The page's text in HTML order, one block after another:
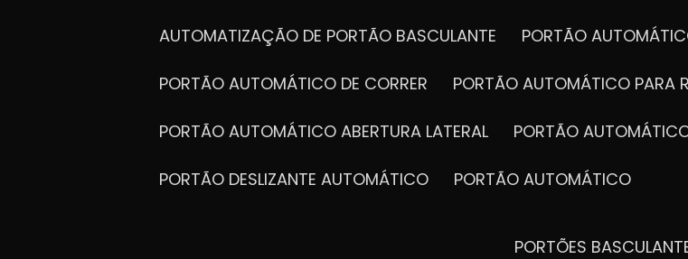
AUTOMATIZAÇÃO DE PORTÃO BASCULANTE PORTÃO
PORTÃO AUTOMÁTICO DE CORRER PORTÃO AUTOMÁTICO PARA
PORTÃO AUTOMÁTICO ABERTURA LATERAL PORTÃO
PORTÃO DESLIZANTE AUTOMÁTICO PORTÃO AUTOMÁTICO
PORTÕES